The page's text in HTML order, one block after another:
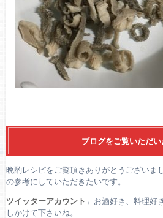
ブログをご覧いただ
晩酌レシピをご覧頂きありがとうございま
の参考にしていただきたいです。
ツイッターアカウント ←お酒好き、料理好
しかけて下さいね。